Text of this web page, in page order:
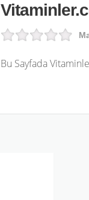
Bu Sayfada